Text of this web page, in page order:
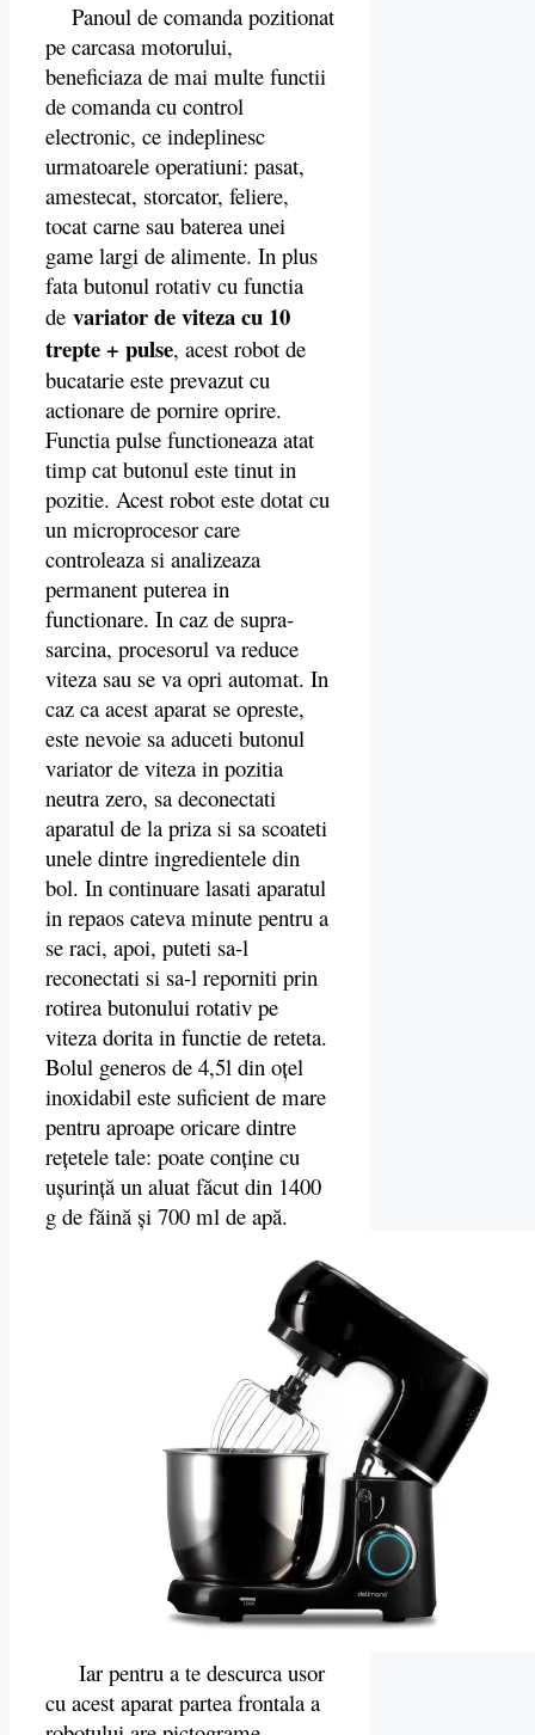
Panoul de comanda pozitionat
pe carcasa motorului,
beneficiaza de mai multe functii
de comanda cu control
electronic, ce indeplinesc
urmatoarele operatiuni: pasat,
amestecat, storcator, feliere,
tocat carne sau baterea unei
game largi de alimente. In plus
fata butonul rotativ cu functia
de variator de viteza cu 10
trepte + pulse, acest robot de
bucatarie este prevazut cu
actionare de pornire oprire.
Functia pulse functioneaza atat
timp cat butonul este tinut in
pozitie. Acest robot este dotat cu
un microprocesor care
controleaza si analizeaza
permanent puterea in
functionare. In caz de supra-
sarcina, procesorul va reduce
viteza sau se va opri automat. In
caz ca acest aparat se opreste,
este nevoie sa aduceti butonul
variator de viteza in pozitia
neutra zero, sa deconectati
aparatul de la priza si sa scoateti
unele dintre ingredientele din
bol. In continuare lasati aparatul
in repaos cateva minute pentru a
se raci, apoi, puteti sa-l
reconectati si sa-l reporniti prin
rotirea butonului rotativ pe
viteza dorita in functie de reteta.
Bolul generos de 4,5l din oțel
inoxidabil este suficient de mare
pentru aproape oricare dintre
rețetele tale: poate conține cu
ușurință un aluat făcut din 1400
g de făină și 700 ml de apă.
Iar pentru a te descurca usor
cu acest aparat partea frontala a